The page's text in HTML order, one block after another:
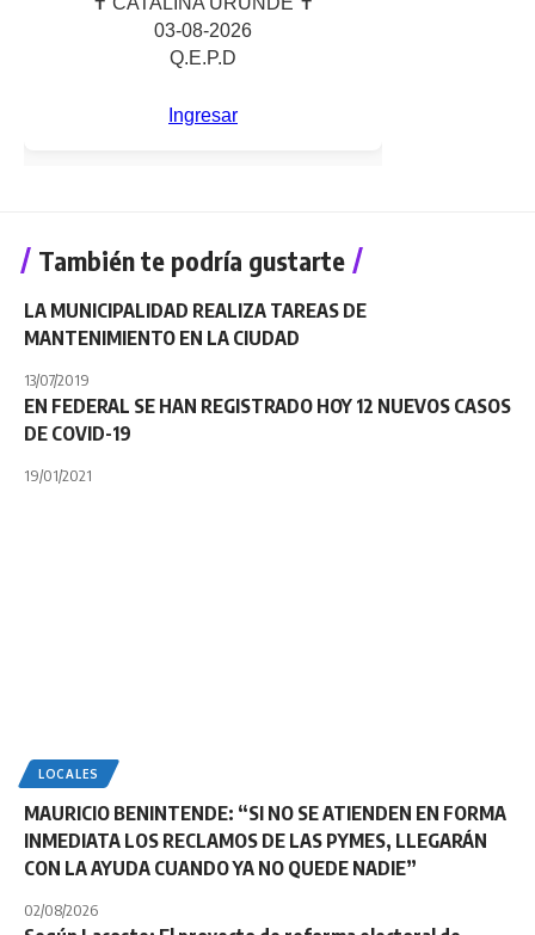
También te podría gustarte
LA MUNICIPALIDAD REALIZA TAREAS DE
MANTENIMIENTO EN LA CIUDAD
13/07/2019
EN FEDERAL SE HAN REGISTRADO HOY 12 NUEVOS CASOS
DE COVID-19
19/01/2021
LOCALES
MAURICIO BENINTENDE: “SI NO SE ATIENDEN EN FORMA
INMEDIATA LOS RECLAMOS DE LAS PYMES, LLEGARÁN
CON LA AYUDA CUANDO YA NO QUEDE NADIE”
02/08/2026